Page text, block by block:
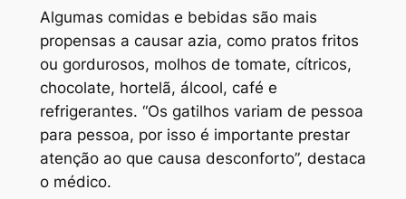
Algumas comidas e bebidas são mais
propensas a causar azia, como pratos fritos
ou gordurosos, molhos de tomate, cítricos,
chocolate, hortelã, álcool, café e
refrigerantes. “Os gatilhos variam de pessoa
para pessoa, por isso é importante prestar
atenção ao que causa desconforto”, destaca
o médico.